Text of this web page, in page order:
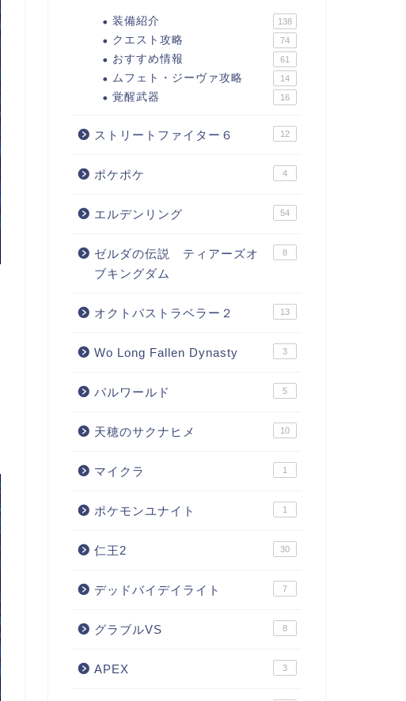
装備紹介 138
クエスト攻略 74
おすすめ情報 61
ムフェト・ジーヴァ攻略 14
覚醒武器 16
ストリートファイター６ 12
ポケポケ 4
エルデンリング 54
ゼルダの伝説 ティアーズオ
ブキングダム
8
オクトパストラベラー２ 13
Wo Long Fallen Dynasty 3
パルワールド 5
天穂のサクナヒメ 10
マイクラ 1
ポケモンユナイト 1
仁王2 30
デッドバイデイライト 7
グラブルVS 8
APEX 3